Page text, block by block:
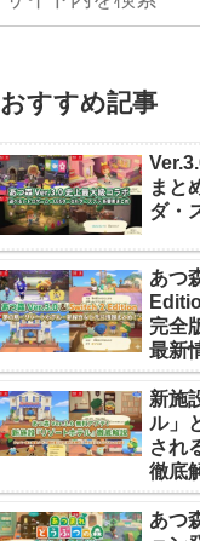
おすすめ記事
まと
ダ・
あつ
完全
最新
新施
ル」
され
徹底
あつ